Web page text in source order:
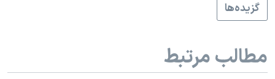
گزيده‌ها
مطالب مرتبط